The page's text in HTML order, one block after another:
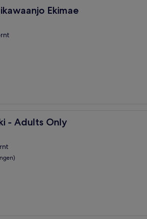
Ekimae
Ekimae
- Adults Only
Only